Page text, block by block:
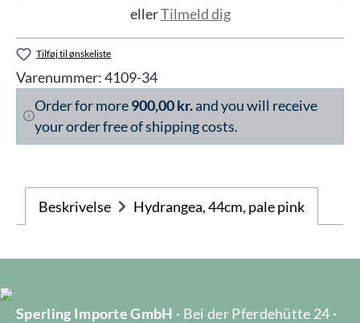
ellerTilmeld dig
Tilføj til ønskeliste
Varenummer:4109-34
Order for more900,00 kr.and you will receive
your order free of shipping costs.
Beskrivelse Hydrangea, 44cm, pale pink
Sperling Importe GmbH · Bei der Pferdehütte 24 ·